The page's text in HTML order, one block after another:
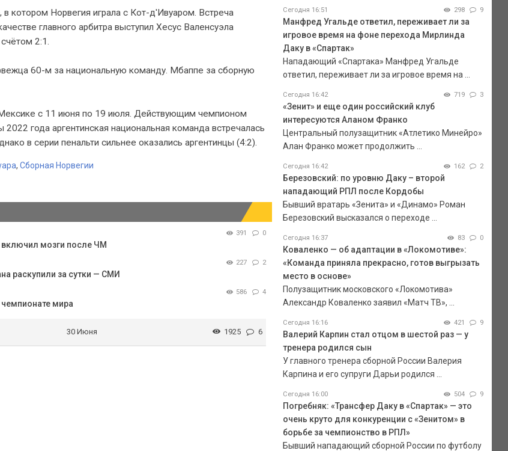
котором Норвегия играла с Кот-д'Ивуаром. Встреча
главного арбитра выступил Хесус Валенсуэла
2:1.
60-м за национальную команду. Мбаппе за сборную
с 11 июня по 19 июля. Действующим чемпионом
года аргентинская национальная команда встречалась
в серии пенальти сильнее оказались аргентинцы (4:2).
, Сборная Норвегии
391 0
включил мозги после ЧМ
227 2
раскупили за сутки — СМИ
586 4
мира
30 Июня 1925 6
Сегодня 16:51 298 9
Манфред Угальде ответил, переживает ли за
игровое время на фоне перехода Мирлинда
Даку в «Спартак»
Нападающий «Спартака» Манфред Угальде
ответил, переживает ли за игровое время на ...
Сегодня 16:42 719 3
«Зенит» и еще один российский клуб
интересуются Аланом Франко
Центральный полузащитник «Атлетико Минейро»
Алан Франко может продолжить ...
Сегодня 16:42 162 2
Березовский: по уровню Даку – второй
нападающий РПЛ после Кордобы
Бывший вратарь «Зенита» и «Динамо» Роман
Березовский высказался о переходе ...
Сегодня 16:37 83 0
Коваленко — об адаптации в «Локомотиве»:
«Команда приняла прекрасно, готов выгрызать
место в основе»
Полузащитник московского «Локомотива»
Александр Коваленко заявил «Матч ТВ», ...
Сегодня 16:16 421 9
Валерий Карпин стал отцом в шестой раз — у
тренера родился сын
У главного тренера сборной России Валерия
Карпина и его супруги Дарьи родился ...
Сегодня 16:00 504 9
Погребняк: «Трансфер Даку в «Спартак» — это
очень круто для конкуренции с «Зенитом» в
борьбе за чемпионство в РПЛ»
Бывший нападающий сборной России по футболу